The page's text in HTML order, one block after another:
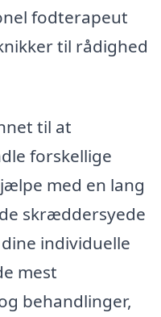
fodterapeut
til rådighed
til at
forskellige
med en lang
skræddersyede
individuelle
mest
behandlinger,